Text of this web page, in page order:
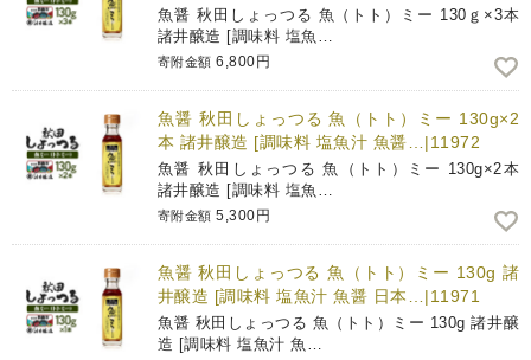
魚醤 秋田しょっつる 魚（トト）ミー 130ｇ×3本
諸井醸造 [調味料 塩魚…
寄附金額 6,800円
魚醤 秋田しょっつる 魚（トト）ミー 130g×2
本 諸井醸造 [調味料 塩魚汁 魚醤…|11972
魚醤 秋田しょっつる 魚（トト）ミー 130g×2本
諸井醸造 [調味料 塩魚…
寄附金額 5,300円
魚醤 秋田しょっつる 魚（トト）ミー 130g 諸
井醸造 [調味料 塩魚汁 魚醤 日本…|11971
魚醤 秋田しょっつる 魚（トト）ミー 130g 諸井醸
造 [調味料 塩魚汁 魚…